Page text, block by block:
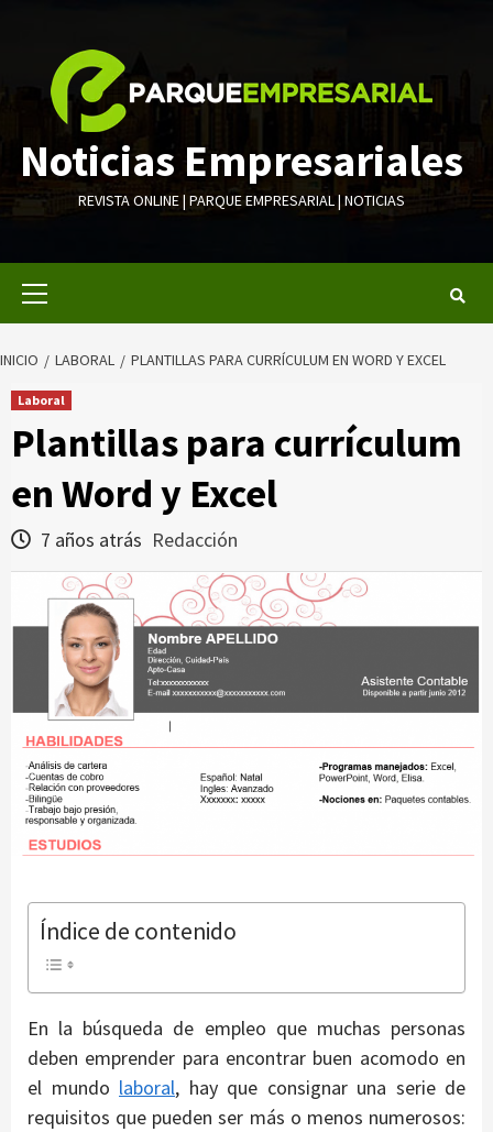
contenido
Noticias Empresariales
REVISTA ONLINE | PARQUE EMPRESARIAL | NOTICIAS
INICIO LABORAL PLANTILLAS PARA CURRÍCULUM EN WORD Y EXCEL
Laboral
Plantillas para currículum
en Word y Excel
7 años atrás Redacción
Índice de contenido
En la búsqueda de empleo que muchas personas
deben emprender para encontrar buen acomodo en
el mundo laboral, hay que consignar una serie de
requisitos que pueden ser más o menos numerosos: